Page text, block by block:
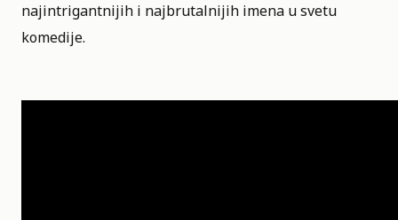
najintrigantnijih i najbrutalnijih imena u svetu
komedije.